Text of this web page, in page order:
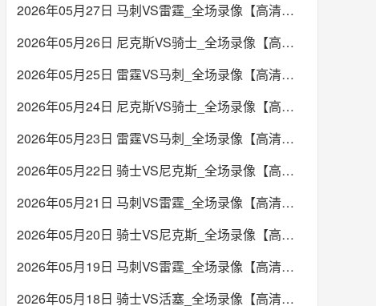
2026年05月27日 马刺VS雷霆_全场录像【高清回放】
2026年05月26日 尼克斯VS骑士_全场录像【高清回放】
2026年05月25日 雷霆VS马刺_全场录像【高清回放】
2026年05月24日 尼克斯VS骑士_全场录像【高清回放】
2026年05月23日 雷霆VS马刺_全场录像【高清回放】
2026年05月22日 骑士VS尼克斯_全场录像【高清回放】
2026年05月21日 马刺VS雷霆_全场录像【高清回放】
2026年05月20日 骑士VS尼克斯_全场录像【高清回放】
2026年05月19日 马刺VS雷霆_全场录像【高清回放】
2026年05月18日 骑士VS活塞_全场录像【高清回放】